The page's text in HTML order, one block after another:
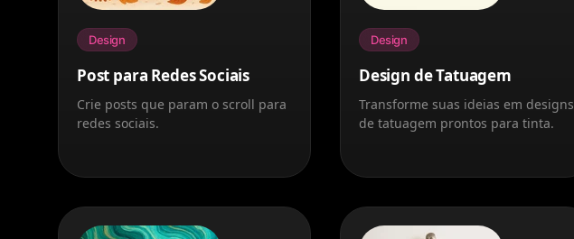
Design
Post para Redes Sociais
Crie posts que param o scroll para
redes sociais.
Design
Design de Tatuagem
Transforme suas ideias em designs
de tatuagem prontos para tinta.